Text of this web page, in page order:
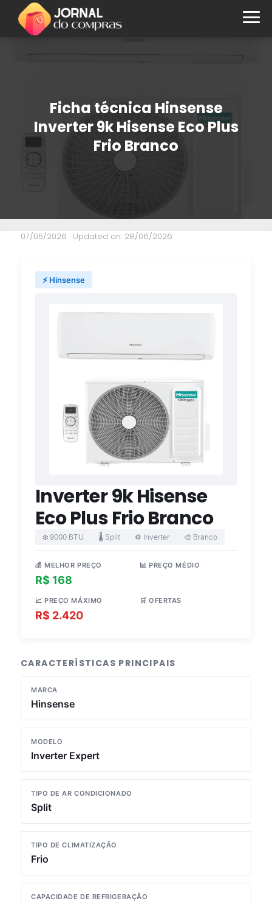
Ficha técnica Hinsense
Inverter 9k Hisense Eco Plus
Frio Branco
07/05/2026 · Updated on: 28/06/2026
⚡ Hinsense
Inverter 9k Hisense
Eco Plus Frio Branco
❄️ 9000 BTU 🌡️ Split ⚙️ Inverter 🎨 Branco
💰 MELHOR PREÇO
R$ 168
📊 PREÇO MÉDIO
📈 PREÇO MÁXIMO
R$ 2.420
🛒 OFERTAS
CARACTERÍSTICAS PRINCIPAIS
MARCA
Hinsense
MODELO
Inverter Expert
TIPO DE AR CONDICIONADO
Split
TIPO DE CLIMATIZAÇÃO
Frio
CAPACIDADE DE REFRIGERAÇÃO